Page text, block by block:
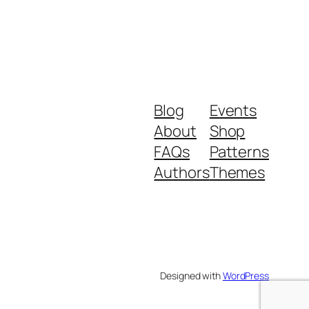
Blog
About
FAQs
Authors
Events
Shop
Patterns
Themes
Designed withWordPress